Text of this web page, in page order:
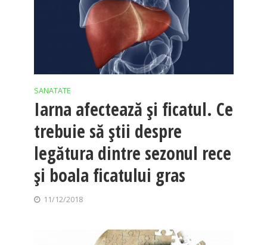
SANATATE
Iarna afectează şi ficatul. Ce
trebuie să ştii despre
legătura dintre sezonul rece
şi boala ficatului gras
11/12/2018